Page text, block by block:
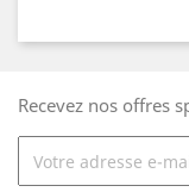
Recevez nos offres